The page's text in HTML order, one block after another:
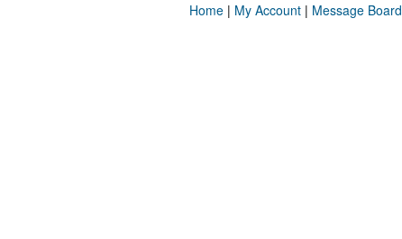
Home| My Account| Message